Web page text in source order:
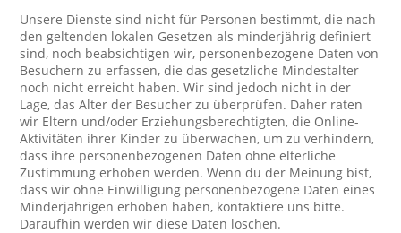
Unsere Dienste sind nicht für Personen bestimmt, die nach
den geltenden lokalen Gesetzen als minderjährig definiert
sind, noch beabsichtigen wir, personenbezogene Daten von
Besuchern zu erfassen, die das gesetzliche Mindestalter
noch nicht erreicht haben. Wir sind jedoch nicht in der
Lage, das Alter der Besucher zu überprüfen. Daher raten
wir Eltern und/oder Erziehungsberechtigten, die Online-
Aktivitäten ihrer Kinder zu überwachen, um zu verhindern,
dass ihre personenbezogenen Daten ohne elterliche
Zustimmung erhoben werden. Wenn du der Meinung bist,
dass wir ohne Einwilligung personenbezogene Daten eines
Minderjährigen erhoben haben, kontaktiere uns bitte.
Daraufhin werden wir diese Daten löschen.